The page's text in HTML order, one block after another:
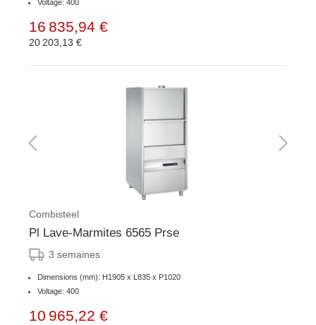
Voltage: 400
16 835,94 €
20 203,13 €
Combisteel
Pl Lave-Marmites 6565 Prse
3 semaines
Dimensions (mm): H1905 x L835 x P1020
Voltage: 400
10 965,22 €